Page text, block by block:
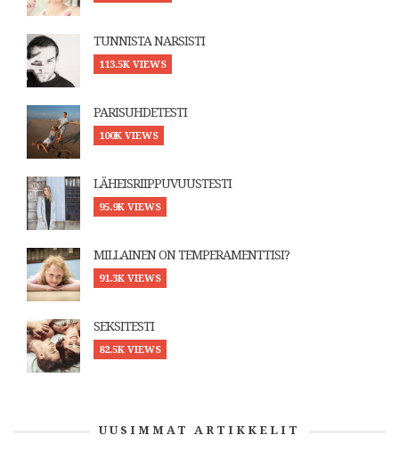
TUNNISTA NARSISTI
113.5K VIEWS
PARISUHDETESTI
100K VIEWS
LÄHEISRIIPPUVUUSTESTI
95.9K VIEWS
MILLAINEN ON TEMPERAMENTTISI?
91.3K VIEWS
SEKSITESTI
82.5K VIEWS
UUSIMMAT ARTIKKELIT